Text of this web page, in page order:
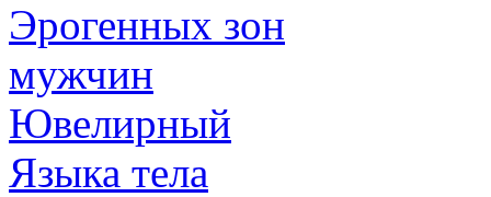
Эрогенных зон
мужчин
Ювелирный
Языка тела